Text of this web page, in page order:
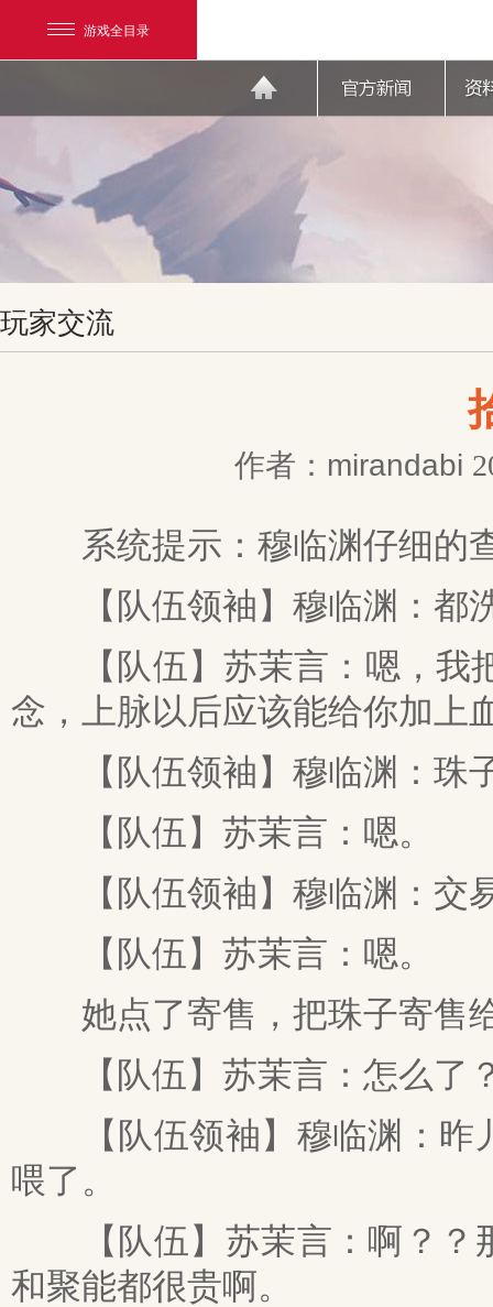
游戏全目录
玩家交流
作者：mirandabi
系统提示：穆临渊仔细的
【队伍领袖】穆临渊：都
【队伍】苏茉言：嗯，我
念，上脉以后应该能给你加上
【队伍领袖】穆临渊：珠
【队伍】苏茉言：嗯。
【队伍领袖】穆临渊：交
【队伍】苏茉言：嗯。
她点了寄售，把珠子寄售
【队伍】苏茉言：怎么了
【队伍领袖】穆临渊：昨
喂了。
【队伍】苏茉言：啊？？
和聚能都很贵啊。